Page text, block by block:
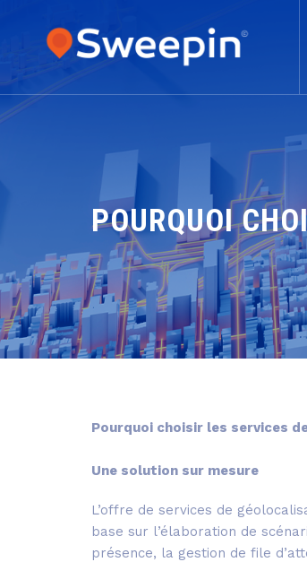
POURQUOI
Pourquoi choisir les services
Une solution sur mesure
L’offre de services de
base sur l’élaboration de
présence, la gestion de file